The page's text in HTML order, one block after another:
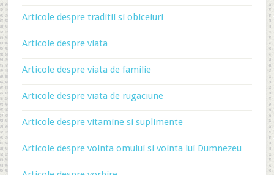
Articole despre traditii si obiceiuri
Articole despre viata
Articole despre viata de familie
Articole despre viata de rugaciune
Articole despre vitamine si suplimente
Articole despre vointa omului si vointa lui Dumnezeu